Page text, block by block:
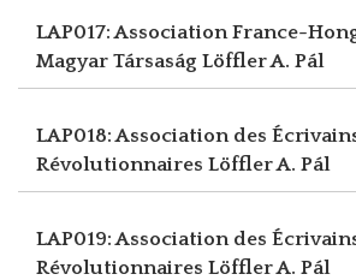
LAP017: Association France-
Magyar Társaság Löffler A. Pál
LAP018: Association des
Révolutionnaires Löffler A. Pál
LAP019: Association des
Révolutionnaires Löffler A. Pál